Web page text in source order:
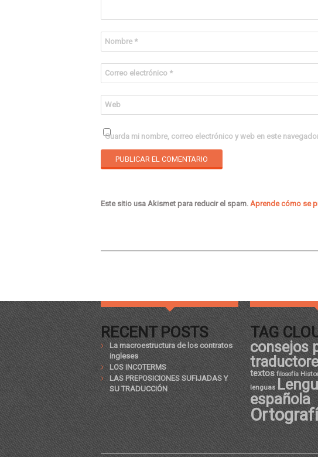
Nombre *
Correo electrónico *
Web
Guarda mi nombre, correo electrónico y web en este
Este sitio usa Akismet para reducir el spam. Aprende cómo se
RECENT POSTS
La macroestructura de los contratos
ingleses
LOS INCOTERMS
LAS PREPOSICIONES SUFIJADAS Y
SU TRADUCCIÓN
TAG
consejos
textos filosofía
lenguas
española